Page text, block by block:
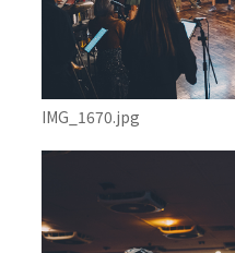
IMG_1670.jpg